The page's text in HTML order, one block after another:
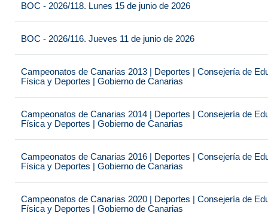
BOC - 2026/118. Lunes 15 de junio de 2026
BOC - 2026/116. Jueves 11 de junio de 2026
Campeonatos de Canarias 2013 | Deportes | Consejería de
Física y Deportes | Gobierno de Canarias
Campeonatos de Canarias 2014 | Deportes | Consejería de
Física y Deportes | Gobierno de Canarias
Campeonatos de Canarias 2016 | Deportes | Consejería de
Física y Deportes | Gobierno de Canarias
Campeonatos de Canarias 2020 | Deportes | Consejería de
Física y Deportes | Gobierno de Canarias